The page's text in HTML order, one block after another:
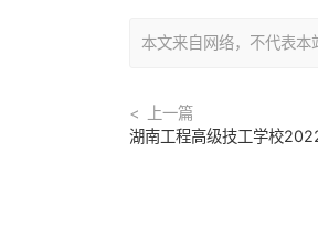
本文来自网络，不代表
上一篇
湖南工程高级技工学校